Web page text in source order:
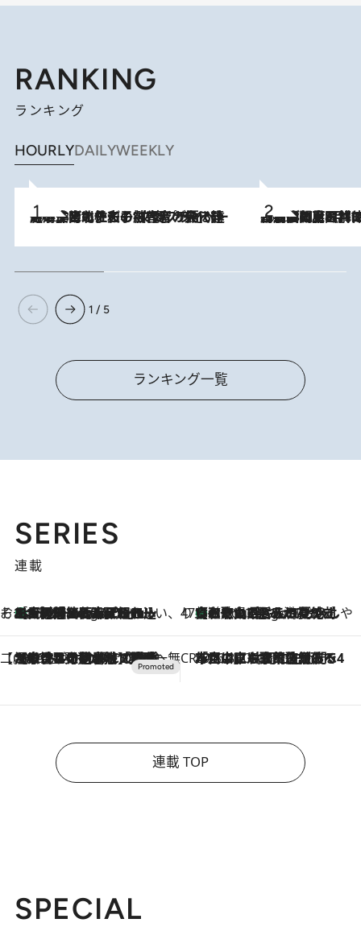
RANKING
ランキング
HOURLYDAILYWEEKLY
2026.8.3
《「文士の子ども被害者の会」発足！》阿川佐和子（72）が語る遠藤周作に北杜夫、劇作家・矢代静一の子どもたちの“文豪プライベート事件簿” 2026.8.8
「最後に見られてよかった」上野動物園の東園パンダ舎が解体前に特別公開。8月16日まで延長されたパネル展と共に辿る“半世紀”のパンダ飼育《解体工事の図面あり》
1 / 5
ランキング一覧
SERIES
連載
そおだよおこの関西おいしい、おやつ紀行6 Hours Ago
［大阪府箕面市］一皿一皿目の前で仕上げられる、料理を巧みに組み込んだアシェットデセールコース「ミチル アシェット デセール（Michiru assiette dessert）」 47都道府県の手みやげ ひんやりスイーツで夏を満喫
6 Hours Ago
【和歌山県】この夏絶対食べたい 冷やしておいしいおやつ3選 みかんがごろっと丸ごと入ったジュレ
【CREA×星野リゾート】唯一無二。癒しと発見が待つ場所へ
2026.8.7
【トンボの足水浴】ヒノキの香りに包まれて涼感マックス！約13℃の湧水かけ流しを避暑地「星野温泉 トンボの湯」で体験 CREA'S CHOICE
2026.8.7
「立川にも歌舞伎があるんだよ」 片岡仁左衛門・市川中車ら豪華座組みで4年目の立川立飛歌舞伎へ
連載 TOP
SPECIAL